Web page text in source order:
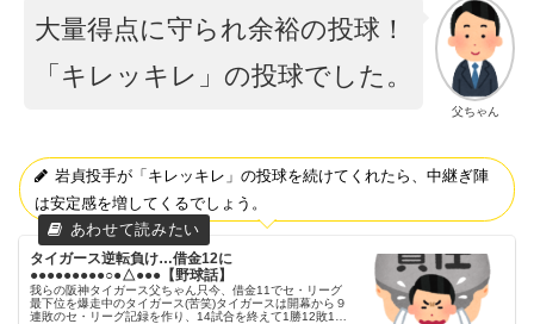
父ちゃん
大量得点に守られ余裕の投球！
「キレッキレ」の投球でした。
岩貞投手が「キレッキレ」の投球を続けてくれたら、中継ぎ陣
は安定感を増してくるでしょう。
タイガース逆転負け…借金12に
●●●●●●●●●○●△●●●【野球話】
我らの阪神タイガース父ちゃん只今、借金11でセ・リーグ
最下位を爆走中のタイガース(苦笑)タイガースは開幕から９
連敗のセ・リーグ記録を作り、14試合を終えて1勝12敗1分